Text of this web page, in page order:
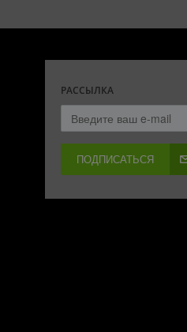
РАССЫЛКА
ПОДПИСАТЬСЯ